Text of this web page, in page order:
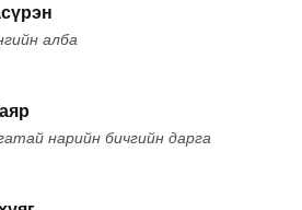
алба
нарийн бичгийн дарга